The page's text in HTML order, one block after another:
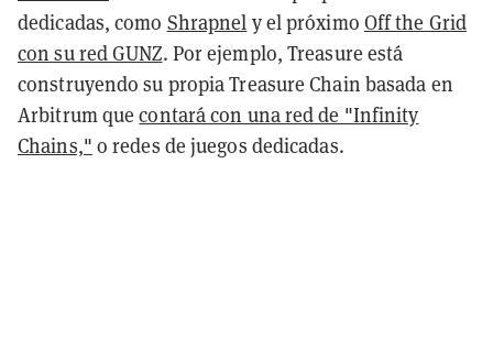
dedicadas, como Shrapnel y el próximo Off the Grid
con su red GUNZ. Por ejemplo, Treasure está
construyendo su propia Treasure Chain basada en
Arbitrum quecontará con una red de "Infinity
Chains," o redes de juegos dedicadas.